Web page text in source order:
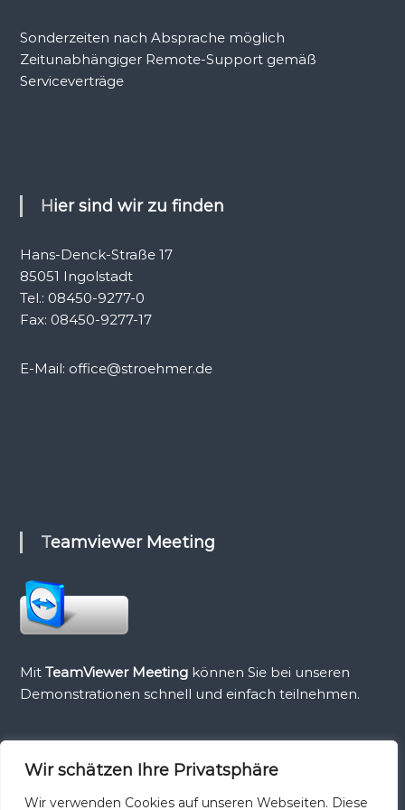
Wir schätzen Ihre Privatsphäre
Wir verwenden Cookies auf unseren Webseiten. Diese
Sonderzeiten nach Absprache möglich
Zeitunabhängiger Remote-Support gemäß
Serviceverträge
Hier sind wir zu finden
Hans-Denck-Straße 17
85051 Ingolstadt
Tel.: 08450-9277-0
Fax: 08450-9277-17
E-Mail: office@stroehmer.de
Teamviewer Meeting
MitTeamViewer Meeting können Sie bei unseren
Demonstrationen schnell und einfach teilnehmen.
Teamviewer Host